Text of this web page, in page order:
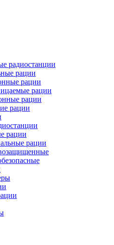
радиостанции
рации
рации
рации
рации
рации
рации
рации